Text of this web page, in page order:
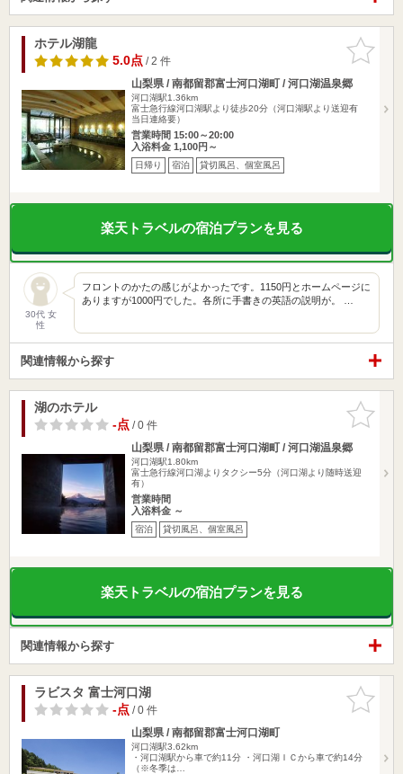
お気に入
りに追加
ホテル湖龍
5.0点/ 2 件
山梨県 / 南都留郡富士河口湖町 / 河口湖温泉郷
河口湖駅1.36km
富士急行線河口湖駅より徒歩20分（河口湖駅より送迎有
当日連絡要）
営業時間 15:00～20:00
入浴料金 1,100円～
日帰り 宿泊 貸切風呂、個室風呂
楽天トラベルの宿泊プランを見る
30代 女
性
フロントのかたの感じがよかったです。1150円とホームページに
ありますが1000円でした。各所に手書きの英語の説明が。 …
関連情報から探す
お気に入
りに追加
湖のホテル
-点/ 0 件
山梨県 / 南都留郡富士河口湖町 / 河口湖温泉郷
河口湖駅1.80km
富士急行線河口湖よりタクシー5分（河口湖より随時送迎
有）
営業時間
入浴料金 ～
宿泊 貸切風呂、個室風呂
楽天トラベルの宿泊プランを見る
関連情報から探す
お気に入
りに追加
ラビスタ 富士河口湖
-点/ 0 件
山梨県 / 南都留郡富士河口湖町
河口湖駅3.62km
・河口湖駅から車で約11分 ・河口湖ＩＣから車で約14分
（※冬季は…